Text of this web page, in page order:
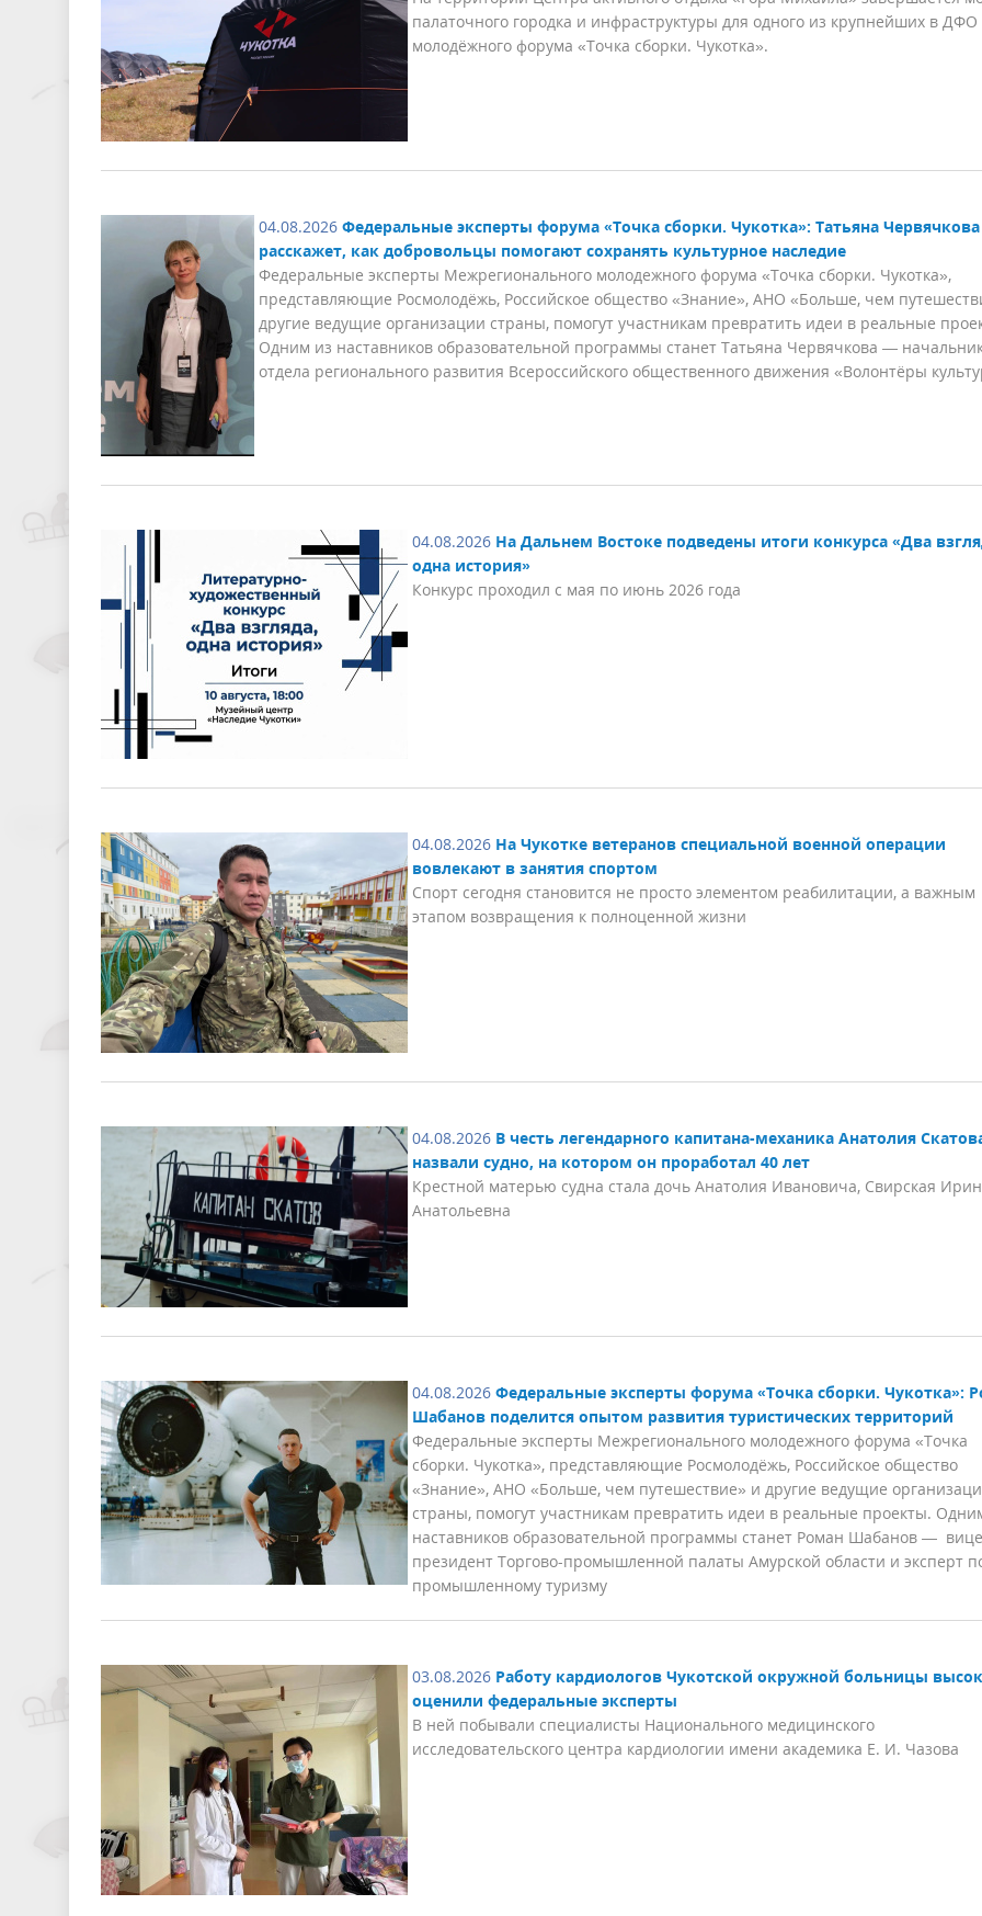
палаточного городка и инфраструктуры для одного из крупнейших в ДФО
молодёжного форума «Точка сборки. Чукотка».
04.08.2026 Федеральные эксперты форума «Точка сборки. Чукотка»: Татьяна Червячкова
расскажет, как добровольцы помогают сохранять культурное наследие
Федеральные эксперты Межрегионального молодежного форума «Точка сборки. Чукотка»,
представляющие Росмолодёжь, Российское общество «Знание», АНО «Больше, чем
другие ведущие организации страны, помогут участникам превратить идеи в реальные
Одним из наставников образовательной программы станет Татьяна Червячкова —
отдела регионального развития Всероссийского общественного движения «Волонтёры
04.08.2026 На Дальнем Востоке подведены итоги конкурса «Два
одна история»
Конкурс проходил с мая по июнь 2026 года
04.08.2026 На Чукотке ветеранов специальной военной операции
вовлекают в занятия спортом
Спорт сегодня становится не просто элементом реабилитации, а важным
этапом возвращения к полноценной жизни
04.08.2026 В честь легендарного капитана-механика Анатолия
назвали судно, на котором он проработал 40 лет
Крестной матерью судна стала дочь Анатолия Ивановича, Свирская
Анатольевна
04.08.2026 Федеральные эксперты форума «Точка сборки. Чукотка»:
Шабанов поделится опытом развития туристических территорий
Федеральные эксперты Межрегионального молодежного форума «Точка
сборки. Чукотка», представляющие Росмолодёжь, Российское общество
«Знание», АНО «Больше, чем путешествие» и другие ведущие
страны, помогут участникам превратить идеи в реальные проекты.
наставников образовательной программы станет Роман Шабанов —
президент Торгово-промышленной палаты Амурской области и эксперт
промышленному туризму
03.08.2026 Работу кардиологов Чукотской окружной больницы
оценили федеральные эксперты
В ней побывали специалисты Национального медицинского
исследовательского центра кардиологии имени академика Е. И. Чазова